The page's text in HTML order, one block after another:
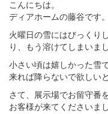
こんにちは。
ディアホームの藤谷です。
火曜日の雪にはびっくり
り、もう溶けてしまいまし
小さい頃は嬉しかった雪
来れば降らないで欲しい
さて、展示場でお留守番
お客様が来てくださいまし